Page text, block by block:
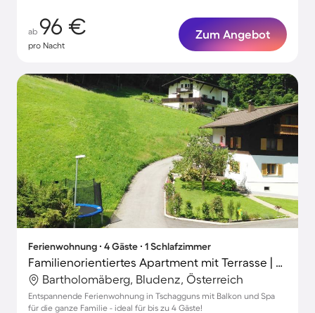
ab 96 €
pro Nacht
Zum Angebot
Ferienwohnung ∙ 4 Gäste ∙ 1 Schlafzimmer
Familienorientiertes Apartment mit Terrasse | Perfekt für die Arbeit von Zuhause
Bartholomäberg, Bludenz, Österreich
Entspannende Ferienwohnung in Tschagguns mit Balkon und Spa
für die ganze Familie - ideal für bis zu 4 Gäste!